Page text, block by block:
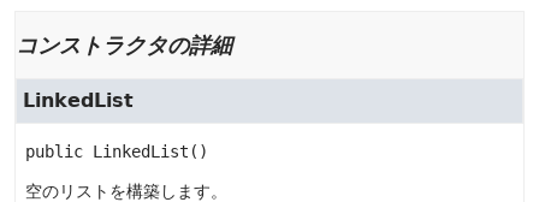
コンストラクタの詳細
LinkedList
public LinkedList ()
空のリストを構築します。